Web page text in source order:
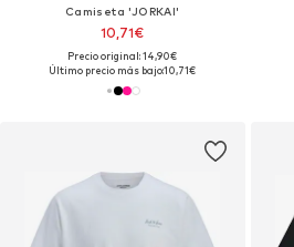
Camiseta 'JORKAI'
10,71€
Precio original: 14,90€
Último precio más bajo:10,71€